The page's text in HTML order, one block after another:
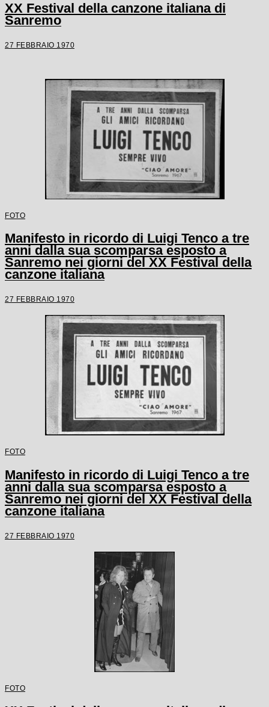
XX Festival della canzone italiana di
Sanremo
27 FEBBRAIO 1970
FOTO
Manifesto in ricordo di Luigi Tenco a tre
anni dalla sua scomparsa esposto a
Sanremo nei giorni del XX Festival della
canzone italiana
27 FEBBRAIO 1970
FOTO
Manifesto in ricordo di Luigi Tenco a tre
anni dalla sua scomparsa esposto a
Sanremo nei giorni del XX Festival della
canzone italiana
27 FEBBRAIO 1970
FOTO